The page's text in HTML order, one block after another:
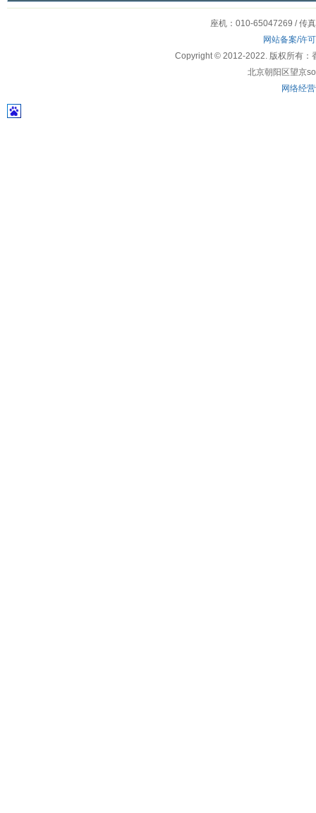
座机：010-65047269 / 传
网站备案/许
Copyright © 2012-2022. 版权所有：
北京朝阳区望京
网络经